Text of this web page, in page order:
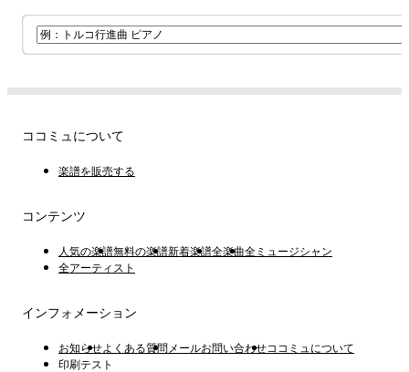
ココミュについて
楽譜を販売する
コンテンツ
人気の楽譜無料の楽譜新着楽譜全楽曲全ミュージシャン
全アーティスト
インフォメーション
お知らせよくある質問 メールお問い合わせココミュについて
印刷テスト